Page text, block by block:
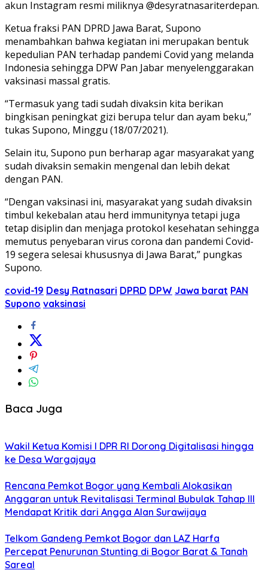
akun Instagram resmi miliknya @desyratnasariterdepan.
Ketua fraksi PAN DPRD Jawa Barat, Supono
menambahkan bahwa kegiatan ini merupakan bentuk
kepedulian PAN terhadap pandemi Covid yang melanda
Indonesia sehingga DPW Pan Jabar menyelenggarakan
vaksinasi massal gratis.
“Termasuk yang tadi sudah divaksin kita berikan
bingkisan peningkat gizi berupa telur dan ayam beku,”
tukas Supono, Minggu (18/07/2021).
Selain itu, Supono pun berharap agar masyarakat yang
sudah divaksin semakin mengenal dan lebih dekat
dengan PAN.
“Dengan vaksinasi ini, masyarakat yang sudah divaksin
timbul kekebalan atau herd immunitynya tetapi juga
tetap disiplin dan menjaga protokol kesehatan sehingga
memutus penyebaran virus corona dan pandemi Covid-
19 segera selesai khususnya di Jawa Barat,” pungkas
Supono.
covid-19 Desy Ratnasari DPRD DPW Jawa barat PAN
Supono vaksinasi
Baca Juga
Wakil Ketua Komisi I DPR RI Dorong Digitalisasi hingga
ke Desa Wargajaya
Rencana Pemkot Bogor yang Kembali Alokasikan
Anggaran untuk Revitalisasi Terminal Bubulak Tahap III
Mendapat Kritik dari Angga Alan Surawijaya
Telkom Gandeng Pemkot Bogor dan LAZ Harfa
Percepat Penurunan Stunting di Bogor Barat & Tanah
Sareal